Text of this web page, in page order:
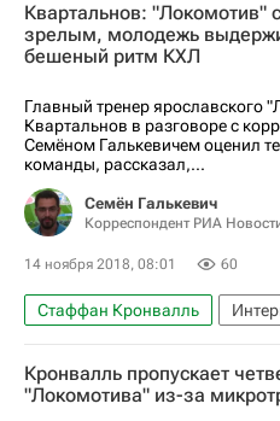
Квартальнов: "Локомотив"
зрелым, молодежь
бешеный ритм КХЛ
Главный тренер ярославского
Квартальнов в разговоре с
Семёном Галькевичем оценил
команды, рассказал,...
Семён Галькевич
Корреспондент РИА
14 ноября 2018, 08:01 60
Стаффан Кронвалль
Аналитика
Хоккей
Дмитрий Квартальнов
Кронвалль пропускает
"Локомотива" из-за